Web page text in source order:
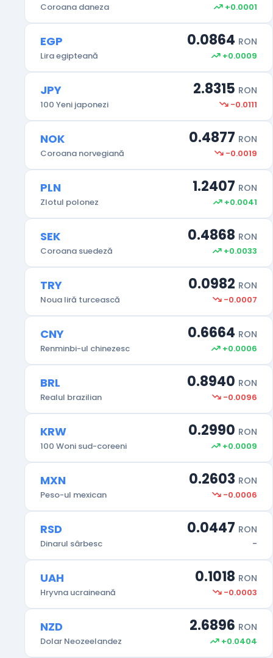
Coroana daneza +0.0001
EGP
Lira egipteană
0.0864 RON
+0.0009
JPY
100 Yeni japonezi
2.8315 RON
-0.0111
NOK
Coroana norvegiană
0.4877 RON
-0.0019
PLN
Zlotul polonez
1.2407 RON
+0.0041
SEK
Coroana suedeză
0.4868 RON
+0.0033
TRY
Noua liră turcească
0.0982 RON
-0.0007
CNY
Renminbi-ul chinezesc
0.6664 RON
+0.0006
BRL
Realul brazilian
0.8940 RON
-0.0096
KRW
100 Woni sud-coreeni
0.2990 RON
+0.0009
MXN
Peso-ul mexican
0.2603 RON
-0.0006
RSD
Dinarul sârbesc
0.0447 RON
-
UAH
Hryvna ucraineană
0.1018 RON
-0.0003
NZD
Dolar Neozeelandez
2.6896 RON
+0.0404